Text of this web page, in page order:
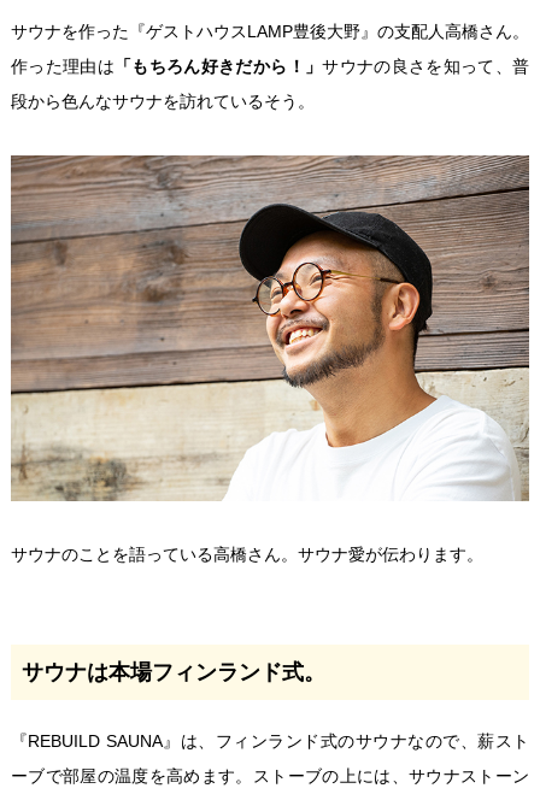
サウナを作った『ゲストハウスLAMP豊後大野』の支配人高橋さん。
作った理由は 「もちろん好きだから！」サウナの良さを知って、普
段から色んなサウナを訪れているそう。
サウナのことを語っている高橋さん。サウナ愛が伝わります。
サウナは本場フィンランド式。
『REBUILD SAUNA』は、フィンランド式のサウナなので、薪スト
ーブで部屋の温度を高めます。ストーブの上には、サウナストーン